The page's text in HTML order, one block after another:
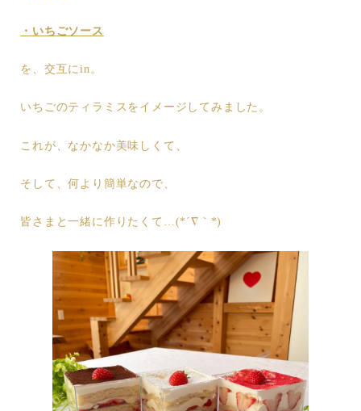
・いちごソース
を、交互にin。
いちごのティラミスをイメージしてみました。
これが、なかなか美味しくて、
そして、何より簡単なので、
皆さまと一緒に作りたくて…(*´∇｀*)